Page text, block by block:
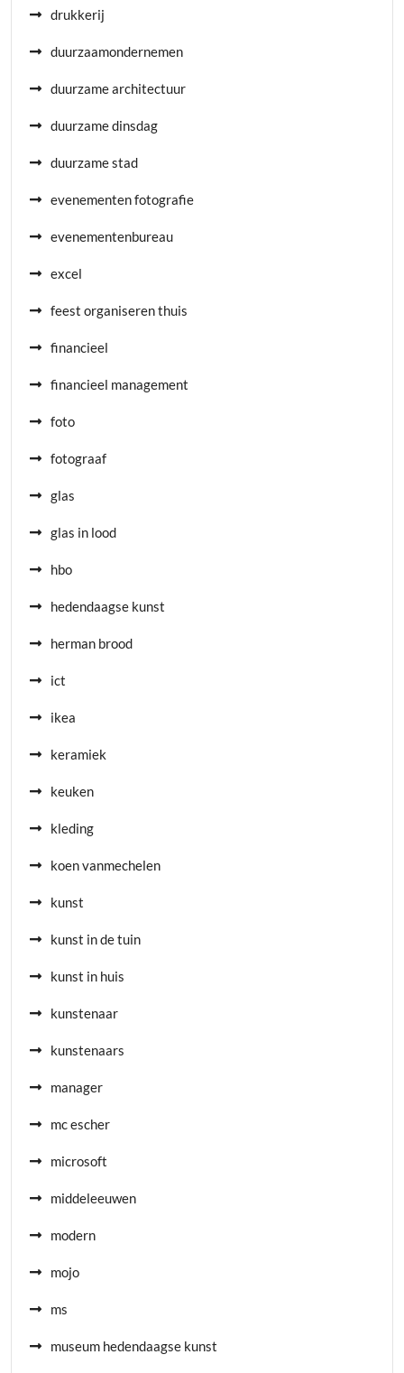
drukkerij
duurzaamondernemen
duurzame architectuur
duurzame dinsdag
duurzame stad
evenementen fotografie
evenementenbureau
excel
feest organiseren thuis
financieel
financieel management
foto
fotograaf
glas
glas in lood
hbo
hedendaagse kunst
herman brood
ict
ikea
keramiek
keuken
kleding
koen vanmechelen
kunst
kunst in de tuin
kunst in huis
kunstenaar
kunstenaars
manager
mc escher
microsoft
middeleeuwen
modern
mojo
ms
museum hedendaagse kunst